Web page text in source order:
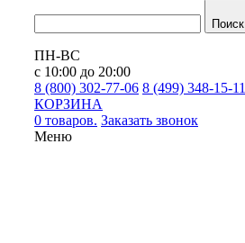
Поиск
ПН-ВС
с 10:00 до 20:00
8 (800) 302-77-06 8 (499) 348-15-11
КОРЗИНА
0 товаров. Заказать звонок
Меню